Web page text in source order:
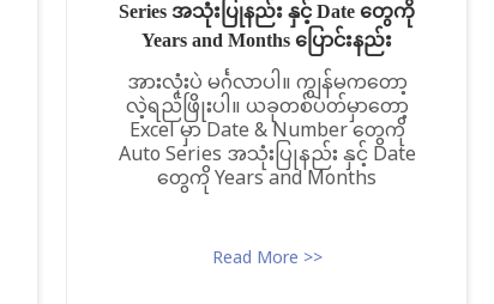
Series အသုံးပြုနည်း နှင့် Date တွေကို
Years and Months ပြောင်းနည်း
အားလုံးပဲ မင်္ဂလာပါ။ ကျွန်မကတော့
လဲ့ရည်ဖြိုးပါ။ ယခုတစ်ပတ်မှာတော့
Excel မှာ Date & Number တွေကို
Auto Series အသုံးပြုနည်း နှင့် Date
တွေကို Years and Months
Read More >>